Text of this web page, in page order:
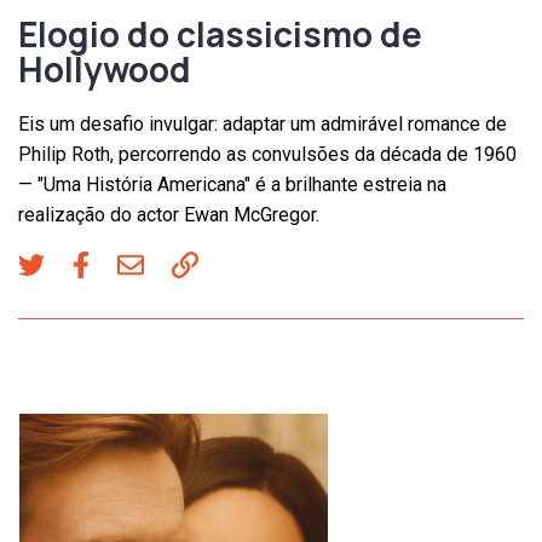
Elogio do classicismo de
Hollywood
Eis um desafio invulgar: adaptar um admirável romance de
Philip Roth, percorrendo as convulsões da década de 1960
— "Uma História Americana" é a brilhante estreia na
realização do actor Ewan McGregor.